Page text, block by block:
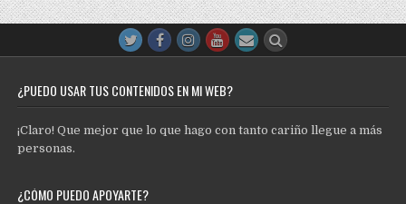
¿PUEDO USAR TUS CONTENIDOS EN MI WEB?
¡Claro! Que mejor que lo que hago con tanto cariño llegue a más
personas.
¿CÓMO PUEDO APOYARTE?